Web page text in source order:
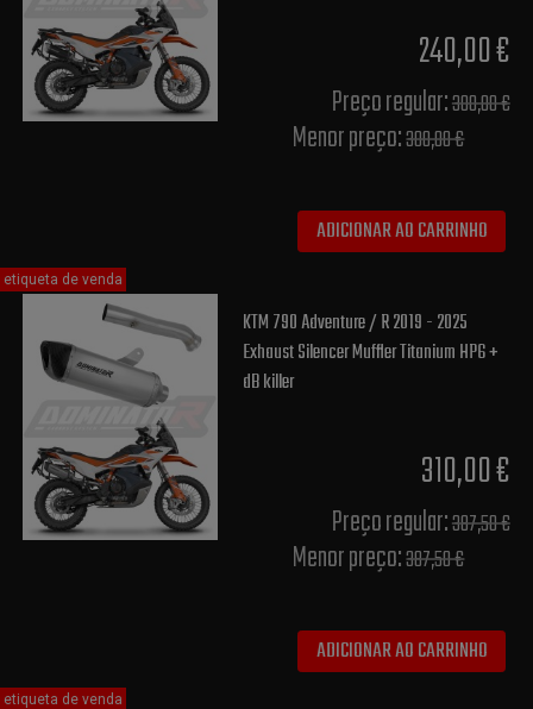
240,00 €
Preço regular:300,00 €
Menor preço:300,00 €
ADICIONAR AO CARRINHO
KTM 790 Adventure / R 2019 - 2025
Exhaust Silencer Muffler Titanium HP6 +
dB killer
310,00 €
Preço regular:387,50 €
Menor preço:387,50 €
ADICIONAR AO CARRINHO
etiqueta de venda
etiqueta de venda